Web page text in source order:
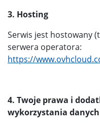
3. Hosting
Serwis jest hostowany
serwera operatora:
https://
4. Twoje prawa i
wykorzystania danych